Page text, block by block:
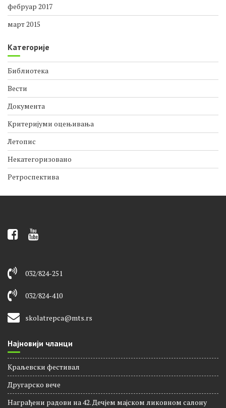
фебруар 2017
март 2015
Категорије
Библиотека
Вести
Документа
Критеријуми оцењивања
Летопис
Некатегоризовано
Ретроспектива
032/824-251
032/824-410
skolatrepca@mts.rs
Најновији чланци
Краљевски фестивал
Другарско вече
Награђени радови на 42. Дечјем мајском ликовном салону